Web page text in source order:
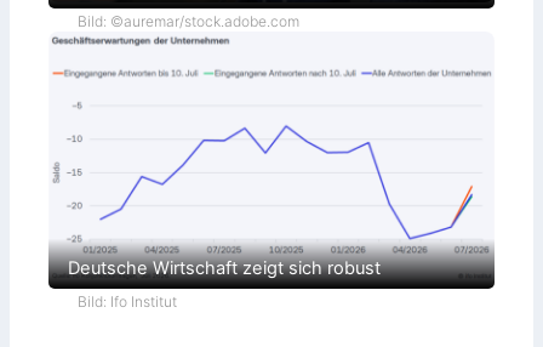
Bild: ©auremar/stock.adobe.com
Deutsche Wirtschaft zeigt sich robust
Bild: Ifo Institut